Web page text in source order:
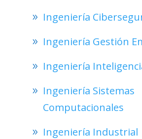
Ingeniería
Ingeniería Gestión
Ingeniería
Ingeniería Sistemas
Computacionales
Ingeniería Industrial